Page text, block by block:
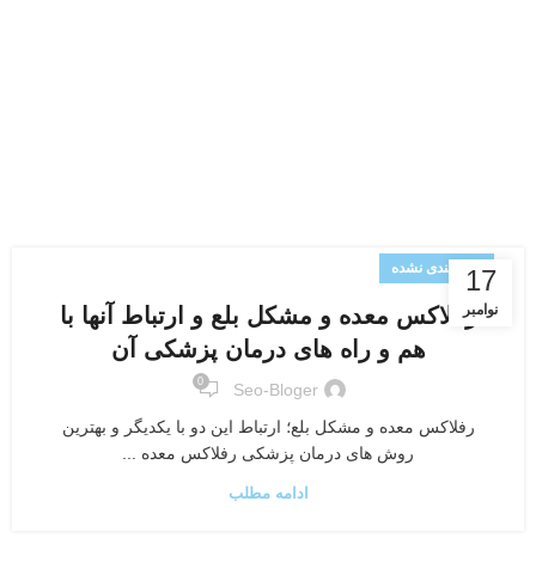
17
نوامبر
دسته‌بندی نشده
رفلاکس معده و مشکل بلع و ارتباط آنها با
هم و راه های درمان پزشکی آن
Seo-Bloger
0
رفلاکس معده و مشکل بلع؛ ارتباط این دو با یکدیگر و بهترین
روش های درمان پزشکی رفلاکس معده ...
ادامه مطلب